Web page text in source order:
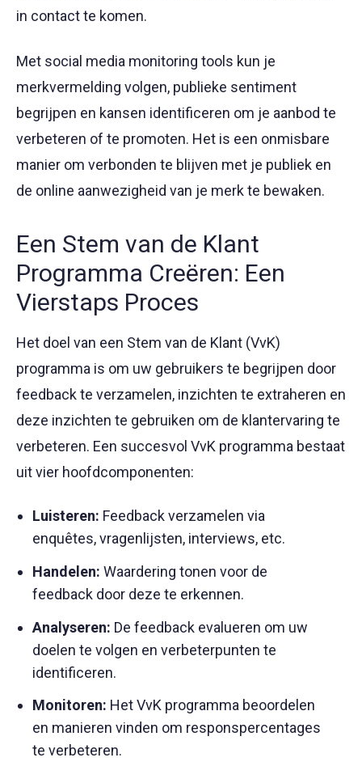
in contact te komen.
Met social media monitoring tools kun je
merkvermelding volgen, publieke sentiment
begrijpen en kansen identificeren om je aanbod te
verbeteren of te promoten. Het is een onmisbare
manier om verbonden te blijven met je publiek en
de online aanwezigheid van je merk te bewaken.
Een Stem van de Klant
Programma Creëren: Een
Vierstaps Proces
Het doel van een Stem van de Klant (VvK)
programma is om uw gebruikers te begrijpen door
feedback te verzamelen, inzichten te extraheren en
deze inzichten te gebruiken om de klantervaring te
verbeteren. Een succesvol VvK programma bestaat
uit vier hoofdcomponenten:
Luisteren: Feedback verzamelen via
enquêtes, vragenlijsten, interviews, etc.
Handelen: Waardering tonen voor de
feedback door deze te erkennen.
Analyseren: De feedback evalueren om uw
doelen te volgen en verbeterpunten te
identificeren.
Monitoren: Het VvK programma beoordelen
en manieren vinden om responspercentages
te verbeteren.